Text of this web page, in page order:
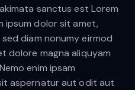
sanctus est Lorem
ipsum dolor sit amet,
diam nonumy eirmod
dolore magna aliquyam
enim ipsam
aspernatur aut odit aut